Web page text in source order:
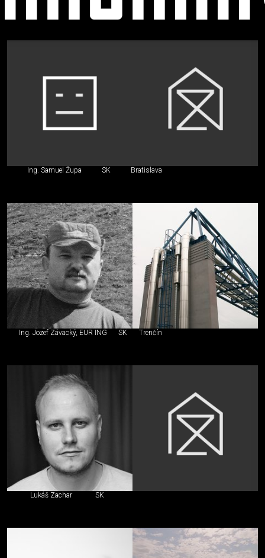
špecialista
Ing. Samuel Župa SK Bratislava
Ing. Jozef Závacký, EUR ING SK Trenčín
Lukáš Zachar SK